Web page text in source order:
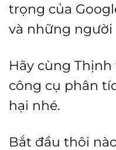
trọng của
và những người
Hãy cùng
công cụ phân
hại nhé.
Bắt đầu thôi